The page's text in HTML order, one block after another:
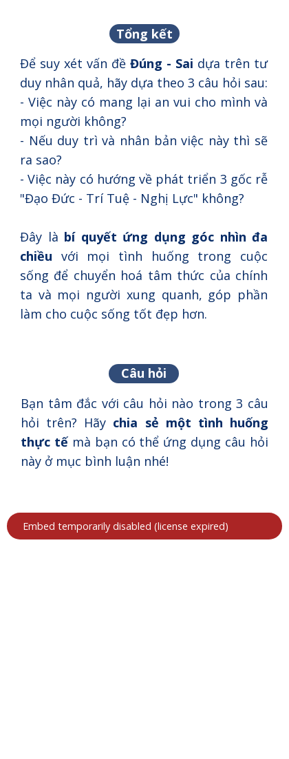
Để suy xét vấn đề Đúng - Sai dựa trên tư
duy nhân quả, hãy dựa theo 3 câu hỏi sau:
- Việc này có mang lại an vui cho mình và
mọi người không?
- Nếu duy trì và nhân bản việc này thì sẽ
ra sao?
- Việc này có hướng về phát triển 3 gốc rễ
"Đạo Đức - Trí Tuệ - Nghị Lực" không?
Đây là bí quyết ứng dụng góc nhìn đa
chiều với mọi tình huống trong cuộc
sống để chuyển hoá tâm thức của chính
ta và mọi người xung quanh, góp phần
làm cho cuộc sống tốt đẹp hơn.
Tổng kết
Bạn tâm đắc với câu hỏi nào trong 3 câu
hỏi trên? Hãy chia sẻ một tình huống
thực tếmà bạn có thể ứng dụng câu hỏi
này ở mục bình luận nhé!
Câu hỏi